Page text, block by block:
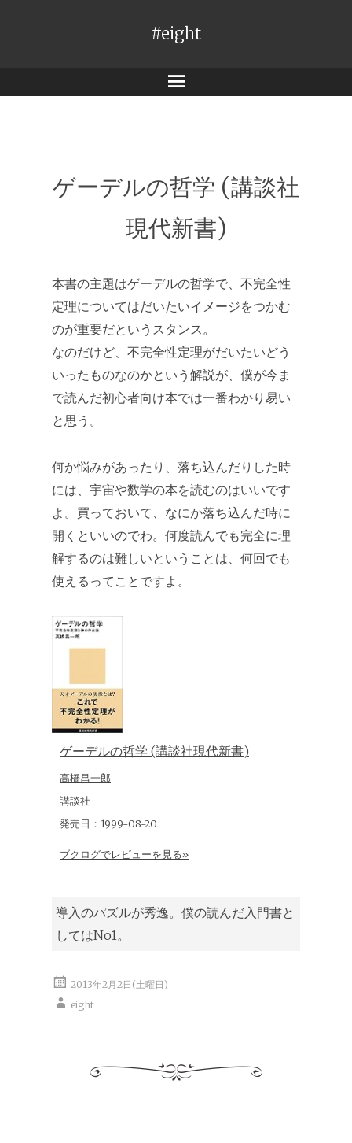
#eight
メ
ゲーデルの哲学 (講談社
現代新書)
本書の主題はゲーデルの哲学で、不完全性
定理についてはだいたいイメージをつかむ
のが重要だというスタンス。
なのだけど、不完全性定理がだいたいどう
いったものなのかという解説が、僕が今ま
で読んだ初心者向け本では一番わかり易い
と思う。
何か悩みがあったり、落ち込んだりした時
には、宇宙や数学の本を読むのはいいです
よ。買っておいて、なにか落ち込んだ時に
開くといいのでわ。何度読んでも完全に理
解するのは難しいということは、何回でも
使えるってことですよ。
ゲーデルの哲学 (講談社現代新書)
高橋昌一郎
講談社
発売日：1999-08-20
ブクログでレビューを見る»
導入のパズルが秀逸。僕の読んだ入門書と
してはNo1。
2013年2月2日(土曜日)
eight